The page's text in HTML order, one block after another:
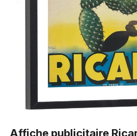
Affiche publicitaire